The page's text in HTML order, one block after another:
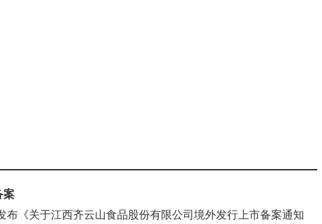
案
布《关于江西齐云山食品股份有限公司境外发行上市备案通知